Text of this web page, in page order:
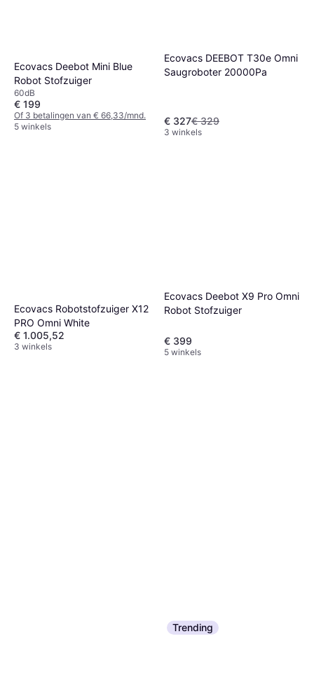
Ecovacs Deebot Mini Blue
Robot Stofzuiger
60dB
€ 199
Of 3 betalingen van € 66,33/mnd.
5 winkels
Ecovacs DEEBOT T30e Omni
Saugroboter 20000Pa
€ 327€ 329
3 winkels
Ecovacs Robotstofzuiger X12
PRO Omni White
€ 1.005,52
3 winkels
Ecovacs Deebot X9 Pro Omni
Robot Stofzuiger
€ 399
5 winkels
Trending